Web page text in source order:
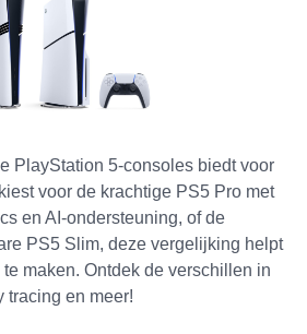
PlayStation 5-consoles biedt voor
voor de krachtige PS5 Pro met
en AI-ondersteuning, of de
PS5 Slim, deze vergelijking helpt
maken. Ontdek de verschillen in
tracing en meer!